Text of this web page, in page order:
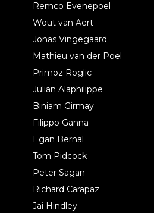
Remco Evenepoel
Wout van Aert
Jonas Vingegaard
Mathieu van der Poel
Primoz Roglic
Julian Alaphilippe
Biniam Girmay
Filippo Ganna
Egan Bernal
Tom Pidcock
Peter Sagan
Richard Carapaz
Jai Hindley